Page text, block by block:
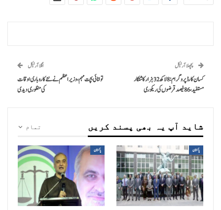
پچھلا آرٹیکل
کسان کارڈ پروگرام: 8 لاکھ 32 ہزار کاشتکار
مستفید، 86 فیصد قرضوں کی ریکوری
اگلا آرٹیکل
توانائی بچت مہم، وزیراعظم نے نئے کاروباری اوقات
کی منظوری دیدی
تمام شاید آپ یہ بھی پسند کریں
پاکستان پاکستان